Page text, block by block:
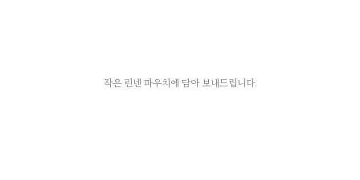
작은 린넨 파우치에 담아 보내드립니다.